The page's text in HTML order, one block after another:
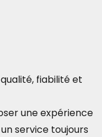
fiabilité et
une expérience
service toujours